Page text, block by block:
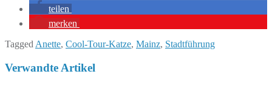
teilen
merken
Tagged Anette, Cool-Tour-Katze, Mainz, Stadtführung
Verwandte Artikel